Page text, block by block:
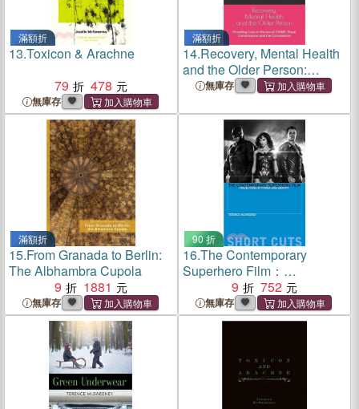
滿額折
13.Toxicon & Arachne
79
478
無庫存
滿額折
14.Recovery, Mental Health
and the Older Person:
Providing Care in the era of
and the Coronavirus
無庫存
滿額折
15.From Granada to Berlin:
The Albhambra Cupola
9
1881
無庫存
90 折
16.The Contemporary
Superhero Film：
Projections of Power and
Identity
9 752
無庫存